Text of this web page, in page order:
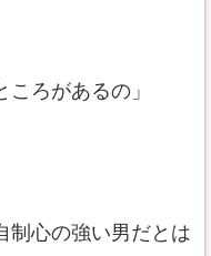
ころがあるの」
制心の強い男だとは